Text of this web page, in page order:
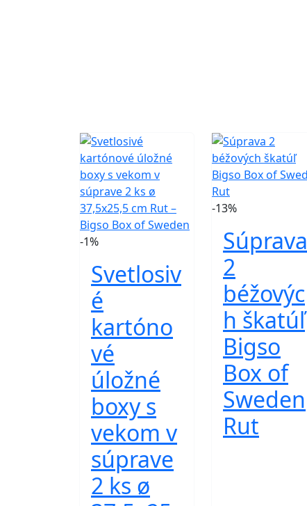
-1%
Svetlosiv
é
kartóno
vé
úložné
boxy s
vekom v
súprave
2 ks ø
-13%
Súprava
2
béžovýc
h škatúľ
Bigso
Box of
Sweden
Rut